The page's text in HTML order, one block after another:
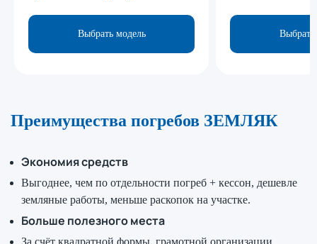
Выбрать модель Выбрать
Преимущества погребов ЗЕМЛЯК
Экономия средств
Выгоднее, чем по отдельности погреб + кессон, дешевле
земляные работы, меньше раскопок на участке.
Больше полезного места
За счёт квадратной формы, грамотной организации